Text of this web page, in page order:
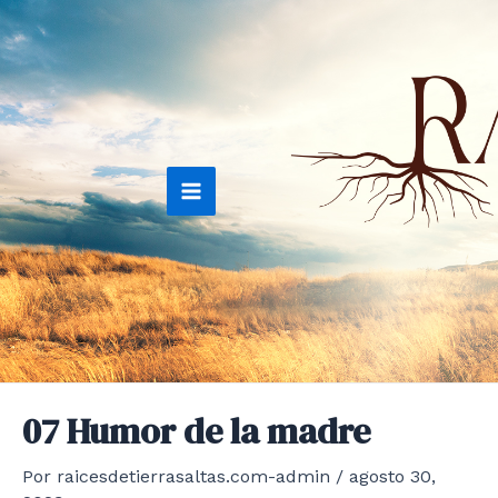
Ir
al
contenido
Main
Menu
07 Humor de la madre
Por raicesdetierrasaltas.com-admin / agosto 30,